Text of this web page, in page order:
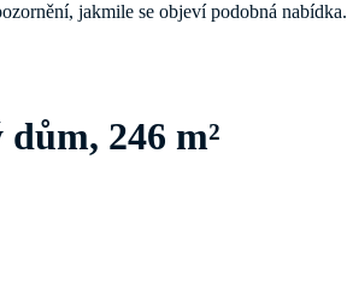
jakmile se objeví podobná nabídka.
246 m²